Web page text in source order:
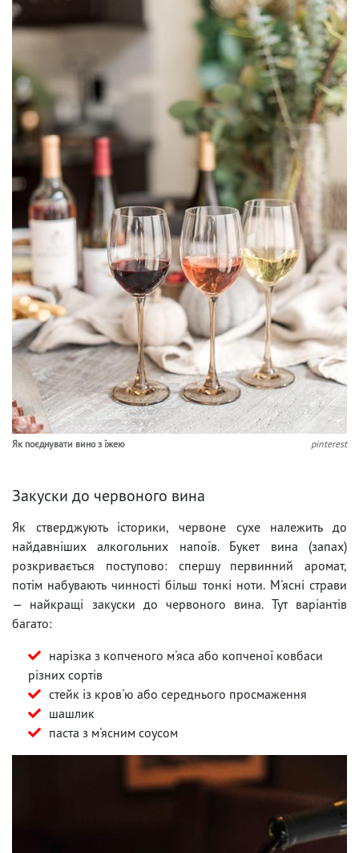
Як поєднувати вино з їжею pinterest
Закуски до червоного вина
Як стверджують історики, червоне сухе належить до
найдавніших алкогольних напоїв. Букет вина (запах)
розкривається поступово: спершу первинний аромат,
потім набувають чинності більш тонкі ноти. М'ясні страви
— найкращі закуски до червоного вина. Тут варіантів
багато:
нарізка з копченого м'яса або копченої ковбаси
різних сортів
стейк із кров'ю або середнього просмаження
шашлик
паста з м'ясним соусом